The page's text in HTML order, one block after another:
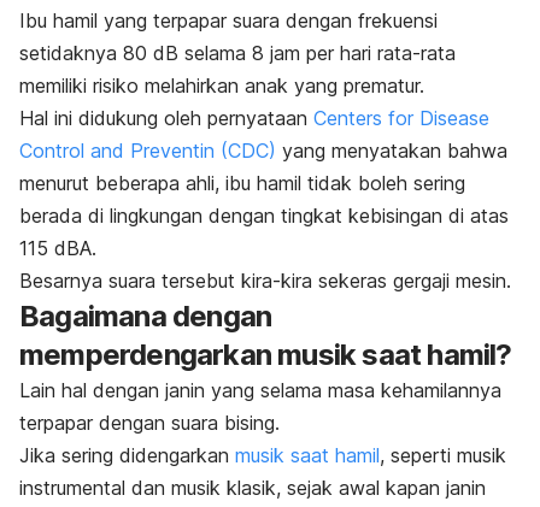
Ibu hamil yang terpapar suara dengan frekuensi
setidaknya 80 dB selama 8 jam per hari rata-rata
memiliki risiko melahirkan anak yang prematur.
Hal ini didukung oleh pernyataan Centers for Disease
Control and Preventin (CDC) yang menyatakan bahwa
menurut beberapa ahli, ibu hamil tidak boleh sering
berada di lingkungan dengan tingkat kebisingan di atas
115 dBA.
Besarnya suara tersebut kira-kira sekeras gergaji mesin.
Bagaimana dengan
memperdengarkan musik saat hamil?
Lain hal dengan janin yang selama masa kehamilannya
terpapar dengan suara bising.
Jika sering didengarkan musik saat hamil, seperti musik
instrumental dan musik klasik, sejak awal kapan janin